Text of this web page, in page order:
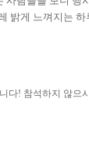
밝게 느껴지는
다! 참석하지 않으